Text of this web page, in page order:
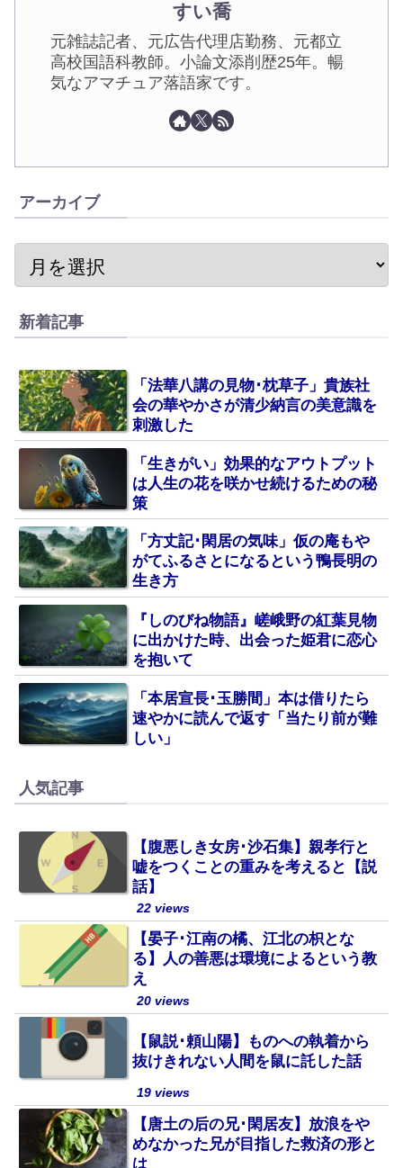
すい喬
元雑誌記者、元広告代理店勤務、元都立
高校国語科教師。小論文添削歴25年。暢
気なアマチュア落語家です。
アーカイブ
新着記事
「法華八講の見物･枕草子」貴族社
会の華やかさが清少納言の美意識を
刺激した
「生きがい」効果的なアウトプット
は人生の花を咲かせ続けるための秘
策
「方丈記･閑居の気味」仮の庵もや
がてふるさとになるという鴨長明の
生き方
『しのびね物語』嵯峨野の紅葉見物
に出かけた時、出会った姫君に恋心
を抱いて
「本居宣長･玉勝間」本は借りたら
速やかに読んで返す「当たり前が難
しい」
人気記事
【腹悪しき女房･沙石集】親孝行と
嘘をつくことの重みを考えると【説
話】
22 views
【晏子･江南の橘、江北の枳とな
る】人の善悪は環境によるという教
え
20 views
【鼠説･頼山陽】ものへの執着から
抜けきれない人間を鼠に託した話
19 views
【唐土の后の兄･閑居友】放浪をや
めなかった兄が目指した救済の形と
は